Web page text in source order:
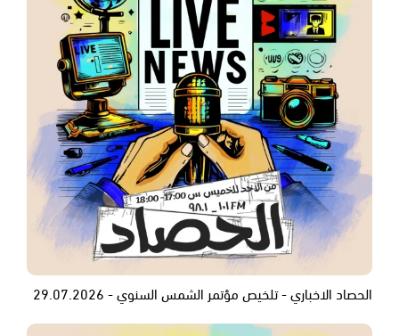
الحصاد الاخباري - تلخيص مؤتمر الشمس السنوي - 29.07.2026